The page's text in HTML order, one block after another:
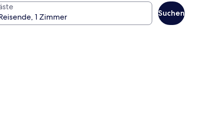
Suchen